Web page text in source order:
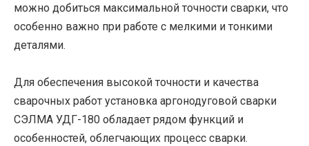
можно добиться максимальной точности сварки, что
особенно важно при работе с мелкими и тонкими
деталями.
Для обеспечения высокой точности и качества
сварочных работ установка аргонодуговой сварки
СЭЛМА УДГ-180 обладает рядом функций и
особенностей, облегчающих процесс сварки.